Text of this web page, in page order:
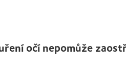
očí nepomůže